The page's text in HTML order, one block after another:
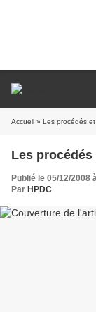
Accueil » Les procédés
Les
Publié le 05/12/2008
Par HPDC